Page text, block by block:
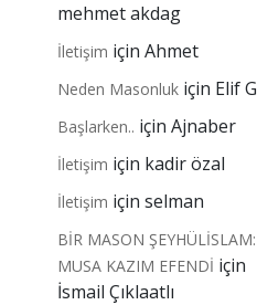
mehmet akdag
İletişim için Ahmet
Neden Masonlukiçin Elif G
Başlarken.. için Ajnaber
İletişim için kadir özal
İletişim için selman
BİR MASON ŞEYHÜLİSLAM:
MUSA KAZIM EFENDİ için
İsmail Çıklaatlı